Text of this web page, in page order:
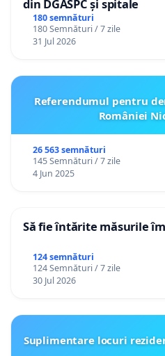
din DGASPC și spitale
180 semnături
180 Semnături / 7 zile
31 Jul 2026
Referendumul pentru
României
26 563 semnături
145 Semnături / 7 zile
4 Jun 2025
Să fie întărite măsurile
124 semnături
124 Semnături / 7 zile
30 Jul 2026
Suplimentare locuri